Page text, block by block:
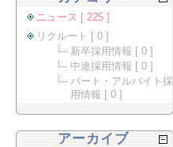
ニュース [ 225 ]
リクルート [ 0 ]
新卒採用情報 [ 0 ]
中途採用情報 [ 0 ]
パート・アルバイト採
用情報 [ 0 ]
アーカイブ